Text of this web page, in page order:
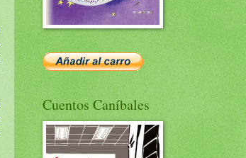
Cuentos Caníbales